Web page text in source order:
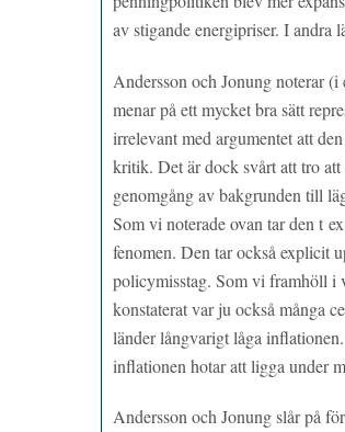
av stigande energipriser. I andra
Andersson och Jonung noterar
menar på ett mycket bra sätt
irrelevant med argumentet att
kritik. Det är dock svårt att tro
genomgång av bakgrunden till
Som vi noterade ovan tar den t
fenomen. Den tar också explicit
policymisstag. Som vi framhöll i
konstaterat var ju också många
länder långvarigt låga
inflationen hotar att ligga under
Andersson och Jonung slår på